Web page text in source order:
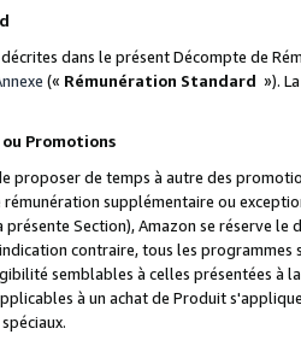
dans le présent Décompte de
(« Rémunération Standard »).
Promotions
proposer de temps à autre des
rémunération supplémentaire ou
Section), Amazon se réserve
contraire, tous les
semblables à celles présentées à
à un achat de Produit